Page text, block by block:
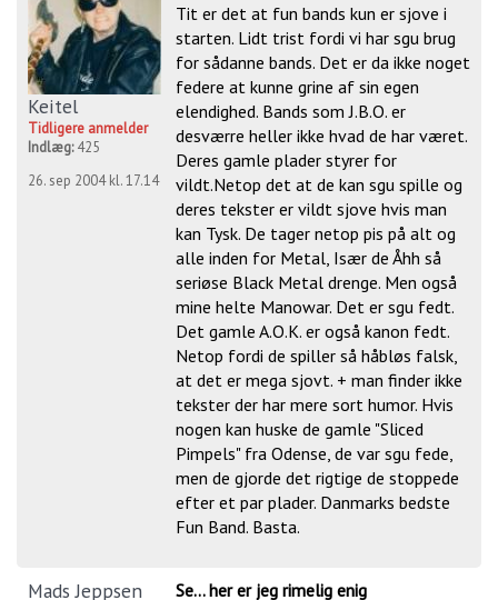
Keitel
Tidligere anmelder
Indlæg:425
26. sep 2004 kl. 17.14
Tit er det at fun bands kun er sjove i
starten. Lidt trist fordi vi har sgu brug
for sådanne bands. Det er da ikke noget
federe at kunne grine af sin egen
elendighed. Bands som J.B.O. er
desværre heller ikke hvad de har været.
Deres gamle plader styrer for
vildt.Netop det at de kan sgu spille og
deres tekster er vildt sjove hvis man
kan Tysk. De tager netop pis på alt og
alle inden for Metal, Især de Åhh så
seriøse Black Metal drenge. Men også
mine helte Manowar. Det er sgu fedt.
Det gamle A.O.K. er også kanon fedt.
Netop fordi de spiller så håbløs falsk,
at det er mega sjovt. + man finder ikke
tekster der har mere sort humor. Hvis
nogen kan huske de gamle "Sliced
Pimpels" fra Odense, de var sgu fede,
men de gjorde det rigtige de stoppede
efter et par plader. Danmarks bedste
Fun Band. Basta.
Mads Jeppsen
Se... her er jeg rimelig enig